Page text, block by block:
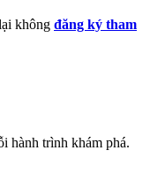
không đăng ký tham
hành trình khám phá.